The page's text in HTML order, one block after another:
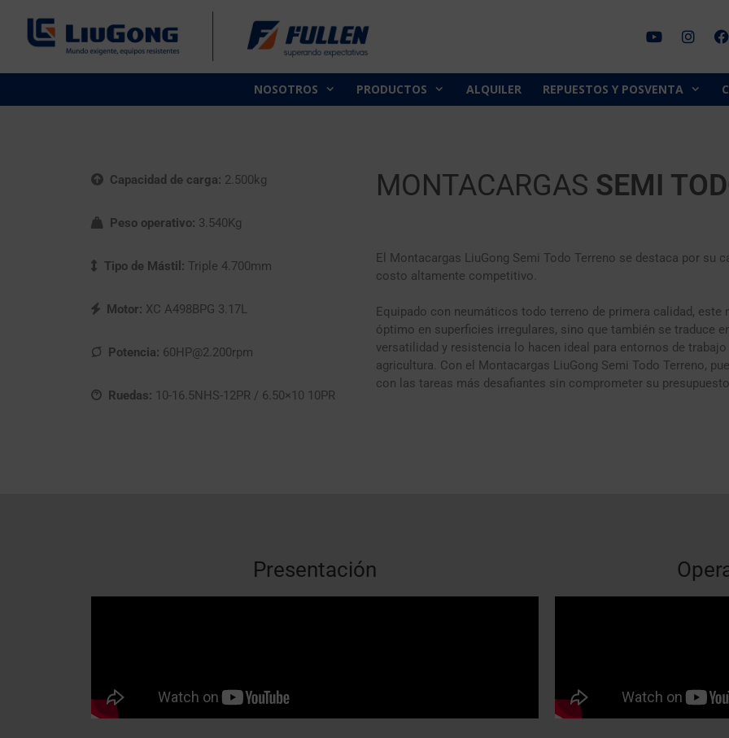
NOSOTROS PRODUCTOS ALQUILER REPUESTOS Y POSVENTA
Capacidad de carga: 2.500kg
Peso operativo: 3.540Kg
Tipo de Mástil: Triple 4.700mm
Motor: XC A498BPG 3.17L
Potencia: 60HP@2.200rpm
Ruedas: 10-16.5NHS-12PR / 6.50×10 10PR
MONTACARGAS SEMI
El Montacargas LiuGong Semi Todo Terreno se destaca por su
costo altamente competitivo.
Equipado con neumáticos todo terreno de primera calidad,
óptimo en superficies irregulares, sino que también se traduce
versatilidad y resistencia lo hacen ideal para entornos de
agricultura. Con el Montacargas LiuGong Semi Todo Terreno,
con las tareas más desafiantes sin comprometer su
Presentación